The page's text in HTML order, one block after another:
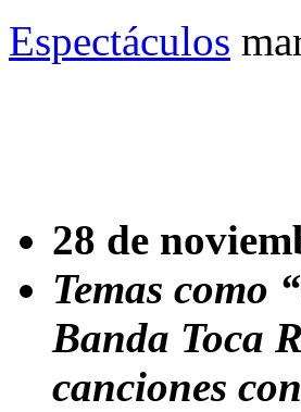
Espectáculos
28 de
Temas como
Banda Toca
canciones